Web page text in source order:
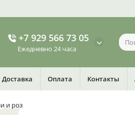
+7 929 566 73 05
Ежедневно 24 часа
Доставка Оплата Контакты
и роз